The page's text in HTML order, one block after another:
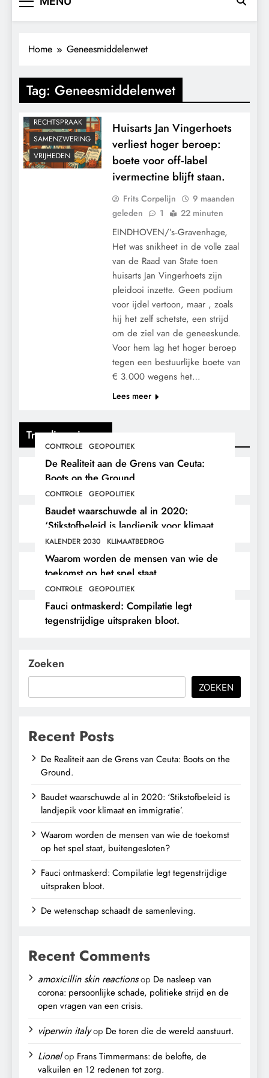
Trending nieuws
CONTROLE GEOPOLITIEK
De Realiteit aan de Grens van Ceuta:
Boots on the Ground.
CONTROLE GEOPOLITIEK
Baudet waarschuwde al in 2020:
‘Stikstofbeleid is landjepik voor klimaat
en immigratie’.
KALENDER 2030 KLIMAATBEDROG
Waarom worden de mensen van wie de
toekomst op het spel staat,
buitengesloten?
CONTROLE GEOPOLITIEK
Fauci ontmaskerd: Compilatie legt
tegenstrijdige uitspraken bloot.
Home Geneesmiddelenwet
Tag: Geneesmiddelenwet
CONTROLE
GRONDRECHTEN
MACHT
PANDEMIE
POLITIEK
RECHTSPRAAK
SAMENZWERING
VRIJHEDEN
Huisarts Jan Vingerhoets
verliest hoger beroep:
boete voor off‑label
ivermectine blijft staan.
Frits Corpelijn
9 maanden
geleden
1 22 minuten
EINDHOVEN/’s‑Gravenhage,
Het was snikheet in de volle zaal
van de Raad van State toen
huisarts Jan Vingerhoets zijn
pleidooi inzette. Geen podium
voor ijdel vertoon, maar , zoals
hij het zelf schetste, een strijd
om de ziel van de geneeskunde.
Voor hem lag het hoger beroep
tegen een bestuurlijke boete van
€ 3.000 wegens het…
Lees meer
Zoeken
ZOEKEN
Recent Posts
De Realiteit aan de Grens van Ceuta: Boots on the
Ground.
Baudet waarschuwde al in 2020: ‘Stikstofbeleid is
landjepik voor klimaat en immigratie’.
Waarom worden de mensen van wie de toekomst
op het spel staat, buitengesloten?
Fauci ontmaskerd: Compilatie legt tegenstrijdige
uitspraken bloot.
De wetenschap schaadt de samenleving.
Recent Comments
amoxicillin skin reactionsop De nasleep van
corona: persoonlijke schade, politieke strijd en de
open vragen van een crisis.
viperwin italyop De toren die de wereld aanstuurt.
Lionelop Frans Timmermans: de belofte, de
valkuilen en 12 redenen tot zorg.